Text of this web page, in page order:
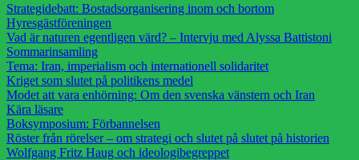
Strategidebatt: Bostadsorganisering inom och bortom
Hyresgästföreningen
Vad är naturen egentligen värd? – Intervju med Alyssa Battistoni
Sommarinsamling
Tema: Iran, imperialism och internationell solidaritet
Kriget som slutet på politikens medel
Modet att vara enhörning: Om den svenska vänstern och Iran
Kära läsare
Boksymposium: Förbannelsen
Röster från rörelser – om strategi och slutet på slutet på historien
Wolfgang Fritz Haug och ideologibegreppet